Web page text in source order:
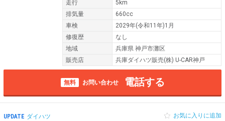
走行
5km
排気量
660cc
車検
2029年(令和11年)1月
修復歴
なし
地域
兵庫県 神戸市灘区
販売店
兵庫ダイハツ販売(株) U-CAR神戸
無料 お問い合わせ 電話する
UPDATE ダイハツ お気に入りに追加